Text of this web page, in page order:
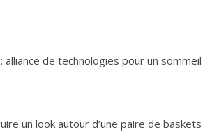
alliance de technologies pour un sommeil
un look autour d’une paire de baskets